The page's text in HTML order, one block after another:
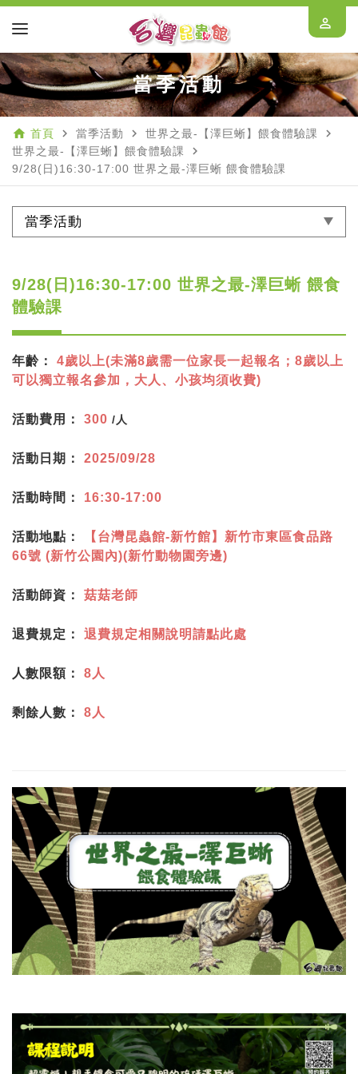
perm_identity
當季活動
home 首頁 navigate_next 當季活動 navigate_next 世界之最-【澤巨蜥】餵食體驗課 navigate_next
世界之最-【澤巨蜥】餵食體驗課 navigate_next
9/28(日)16:30-17:00 世界之最-澤巨蜥 餵食體驗課
當季活動
9/28(日)16:30-17:00 世界之最-澤巨蜥 餵食
體驗課
年齡： 4歲以上(未滿8歲需一位家長一起報名；8歲以上
可以獨立報名參加，大人、小孩均須收費)
活動費用： 300 /人
活動日期： 2025/09/28
活動時間： 16:30-17:00
活動地點：
【台灣昆蟲館-新竹館】新竹市東區食品路
66號 (新竹公園內)(新竹動物園旁邊)
活動師資： 菇菇老師
退費規定： 退費規定相關說明請點此處
人數限額： 8人
剩餘人數： 8人